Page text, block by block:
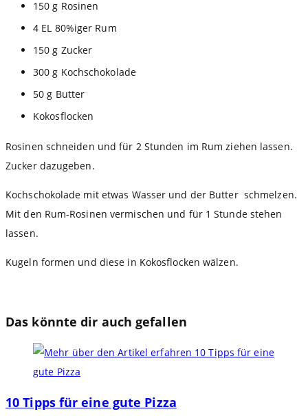
150 g Rosinen
4 EL 80%iger Rum
150 g Zucker
300 g Kochschokolade
50 g Butter
Kokosflocken
Rosinen schneiden und für 2 Stunden im Rum ziehen lassen.
Zucker dazugeben.
Kochschokolade mit etwas Wasser und der Butter schmelzen.
Mit den Rum-Rosinen vermischen und für 1 Stunde stehen
lassen.
Kugeln formen und diese in Kokosflocken wälzen.
Das könnte dir auch gefallen
10 Tipps für eine gute Pizza